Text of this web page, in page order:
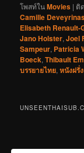
โพสท์ในMovies | ติ
Camille
Elisabeth Renault-
Jano Holster,Joel
Sampeur, Patricia
Boeck,Thibault
บรรยายไทย,หนังฝรั่